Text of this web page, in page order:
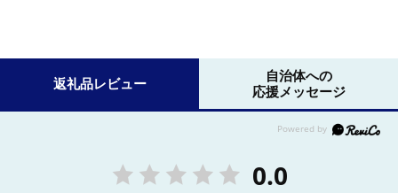
返礼品レビュー
自治体への
応援メッセージ
0.0